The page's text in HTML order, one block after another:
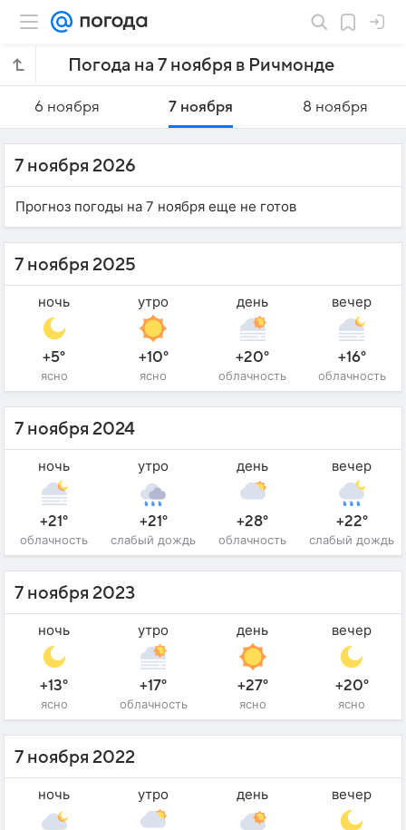
Погода на 7 ноября в Ричмонде
6 ноября 7 ноября 8 ноября
7 ноября 2026
Прогноз погоды на 7 ноября еще не готов
7 ноября 2025
ночь
+5°
ясно
утро
+10°
ясно
день
+20°
облачность
вечер
+16°
облачность
7 ноября 2024
ночь
+21°
облачность
утро
+21°
слабый дождь
день
+28°
облачность
вечер
+22°
слабый дождь
7 ноября 2023
ночь
+13°
ясно
утро
+17°
облачность
день
+27°
ясно
вечер
+20°
ясно
7 ноября 2022
ночь утро день вечер